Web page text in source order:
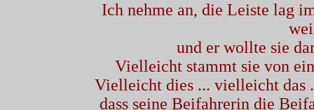
Ich nehme an, die Leiste lag
und er wollte sie
Vielleicht stammt sie von
Vielleicht dies ... vielleicht das
dass seine Beifahrerin die